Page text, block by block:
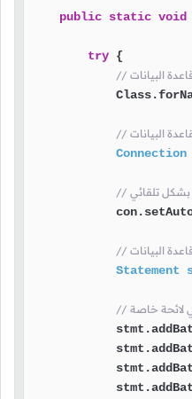
public static void
try {
Connection
Statement